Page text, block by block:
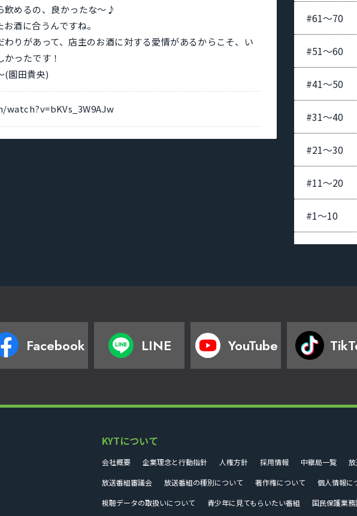
飲めるの、良かったな〜♪
酒に合うんですね。
わりがあって、店主のお酒に対する愛情があるからこそ、い
ったです！
(園田貴央)
#61〜70
#51〜60
#41〜50
#31〜40
#21〜30
#11〜20
#1〜10
Facebook LINE YouTube
KYTについて
会社概要 企業理念と行動指針 人権方針 採用情報 中継局一覧
放送番組審議会
放送番組の種別について 著作権について
個人情報に
視聴データの取扱いについて
青少年に見てもらいたい番組 国民保護業